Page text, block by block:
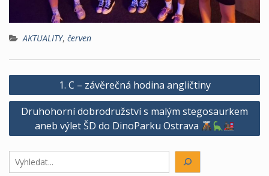
AKTUALITY, červen
Navigace
pro
příspěvek
1. C – závěrečná hodina angličtiny
Druhohorní dobrodružství s malým stegosaurkem
aneb výlet ŠD do DinoParku Ostrava
Hledáte
něco?